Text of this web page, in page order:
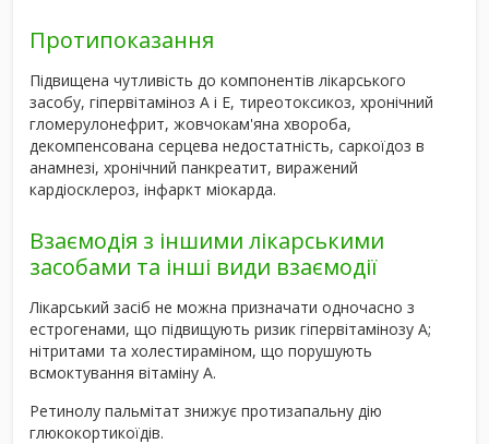
Протипоказання
Підвищена чутливість до компонентів лікарського
засобу, гіпервітаміноз А і Е, тиреотоксикоз, хронічний
гломерулонефрит, жовчокам'яна хвороба,
декомпенсована серцева недостатність, саркоїдоз в
анамнезі, хронічний панкреатит, виражений
кардіосклероз, інфаркт міокарда.
Взаємодія з іншими лікарськими
засобами та інші види взаємодії
Лікарський засіб не можна призначати одночасно з
естрогенами, що підвищують ризик гіпервітамінозу А;
нітритами та холестираміном, що порушують
всмоктування вітаміну А.
Ретинолу пальмітат знижує протизапальну дію
глюкокортикоїдів.